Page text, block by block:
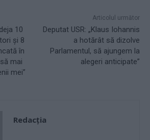
10
și 8
în
mai
mei”
Articolul următor
Deputat USR: „Klaus Iohannis
a hotărât să dizolve
Parlamentul, să ajungem la
alegeri anticipate”
Redacţia